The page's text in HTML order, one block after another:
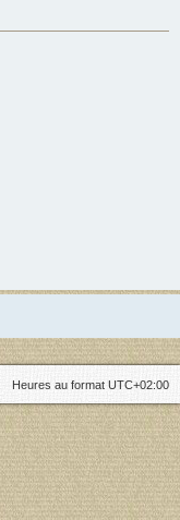
Heures au format UTC+02:00